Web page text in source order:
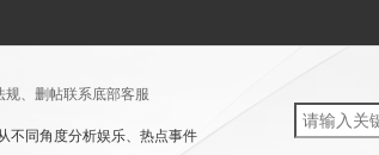
规、删帖联系底部客服
不同角度分析娱乐、热点事件